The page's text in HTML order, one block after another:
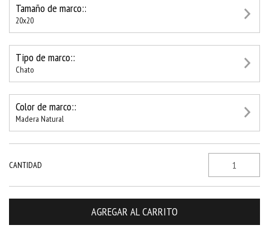
Tamaño de marco::
20x20
Tipo de marco::
Chato
Color de marco::
Madera Natural
CANTIDAD